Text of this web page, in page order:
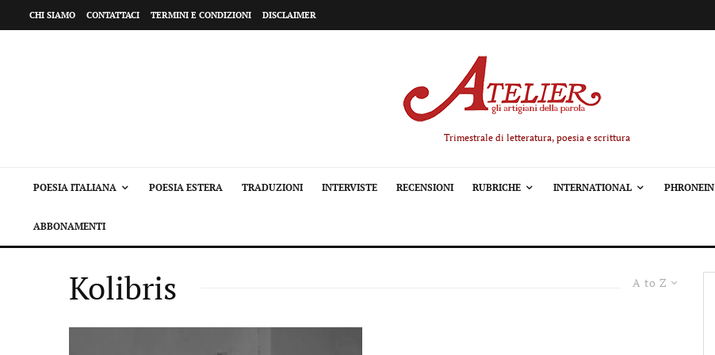
CHI SIAMO CONTATTACI TERMINI E CONDIZIONI DISCLAIMER
Trimestrale di letteratura, poesia e scrittura
POESIA ITALIANA POESIA ESTERA TRADUZIONI INTERVISTE RECENSIONI RUBRICHE INTERNATIONAL PHRONEIN
ABBONAMENTI
A to Z
Kolibris